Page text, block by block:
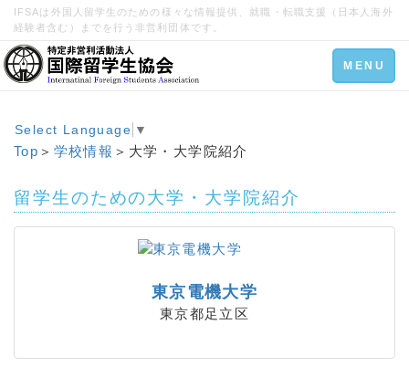
IFSAは外国人留学生のための様々な情報提供、就職・転職支援（日本人海外
経験者含む）までを行う非営利団体です。
Toggle
navigation
MENU
Select Language ▼
Top ＞ 学校情報 ＞大学・大学院紹介
留学生のための大学・大学院紹介
東京電機大学
東京都足立区